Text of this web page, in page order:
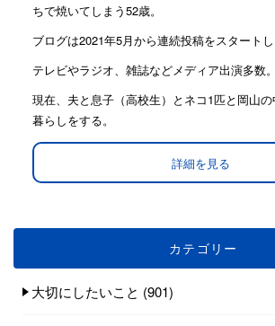
ちで焼いてしまう52歳。
ブログは2021年5月から連続投稿をスタートし
テレビやラジオ、雑誌などメディア出演多数。
現在、夫と息子（高校生）とネコ1匹と岡山
暮らしをする。
詳細を見る
カテゴリー
大切にしたいこと (901)